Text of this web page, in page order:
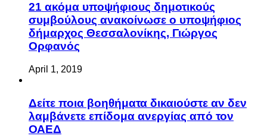
21 ακόμα υποψήφιους δημοτικούς
συμβούλους ανακοίνωσε ο υποψήφιος
δήμαρχος Θεσσαλονίκης, Γιώργος
Ορφανός
April 1, 2019
Δείτε ποια βοηθήματα δικαιούστε αν δεν
λαμβάνετε επίδομα ανεργίας από τον
ΟΑΕΔ